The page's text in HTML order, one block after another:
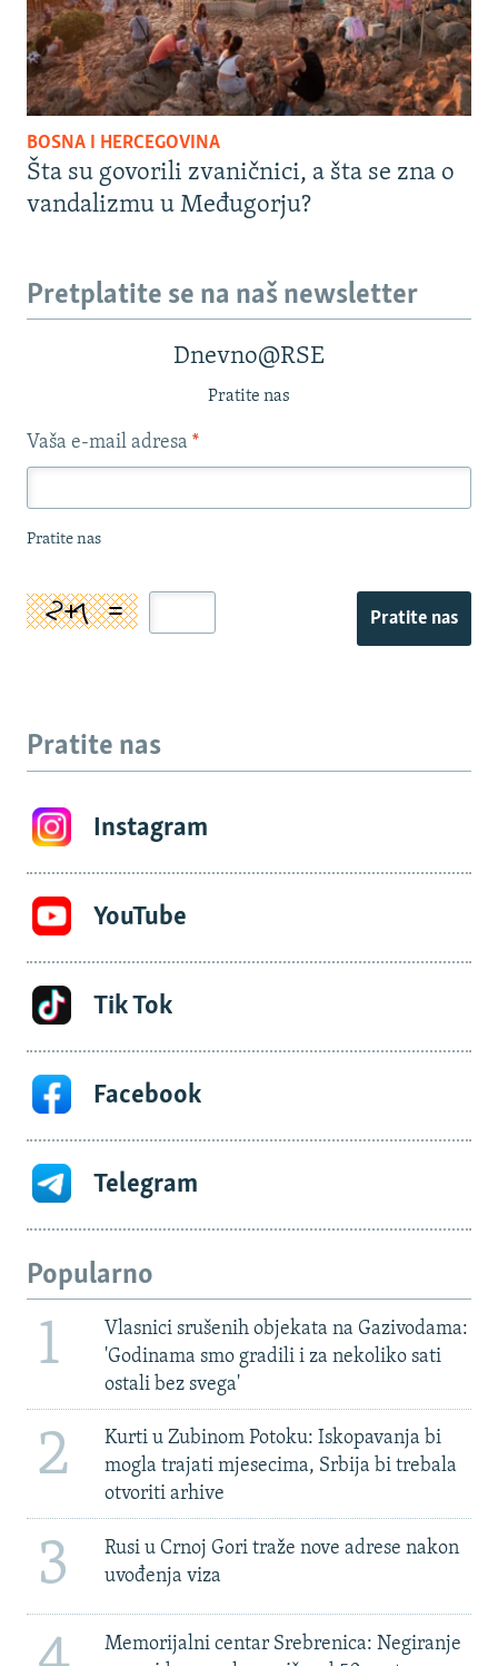
BOSNA I HERCEGOVINA
Šta su govorili zvaničnici, a šta se zna o
vandalizmu u Međugorju?
Pretplatite se na naš newsletter
Dnevno@RSE
Pratite nas
Vaša e-mail adresa *
Pratite nas
Pratite nas
Pratite nas
Instagram
YouTube
Tik Tok
Facebook
Telegram
Popularno
1
Vlasnici srušenih objekata na Gazivodama:
'Godinama smo gradili i za nekoliko sati
ostali bez svega'
2
Kurti u Zubinom Potoku: Iskopavanja bi
mogla trajati mjesecima, Srbija bi trebala
otvoriti arhive
3
Rusi u Crnoj Gori traže nove adrese nakon
uvođenja viza
Memorijalni centar Srebrenica: Negiranje